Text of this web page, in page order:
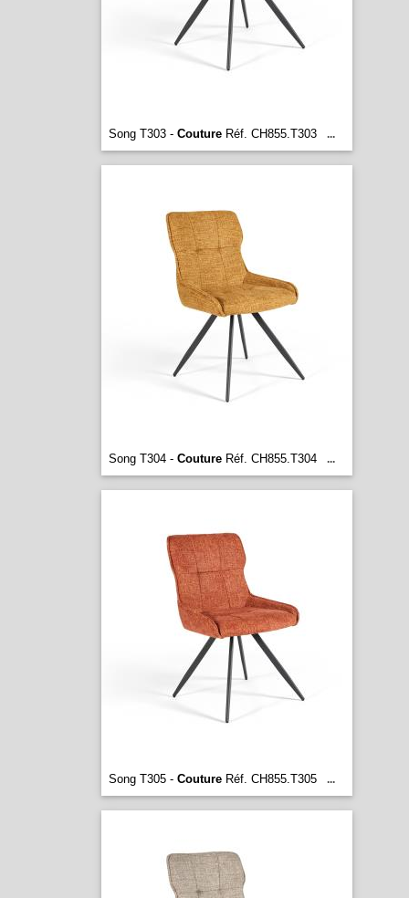
Song T303 - CoutureRéf. CH855.T303 ...
Song T304 - CoutureRéf. CH855.T304 ...
Song T305 - CoutureRéf. CH855.T305 ...